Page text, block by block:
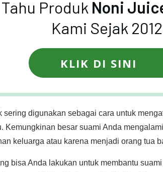
Produk Noni
Kami Sejak
KLIK DI SINI
sering digunakan sebagai cara untuk
Kemungkinan besar suami Anda
keluarga atau karena menjadi orang tua
bisa Anda lakukan untuk membantu